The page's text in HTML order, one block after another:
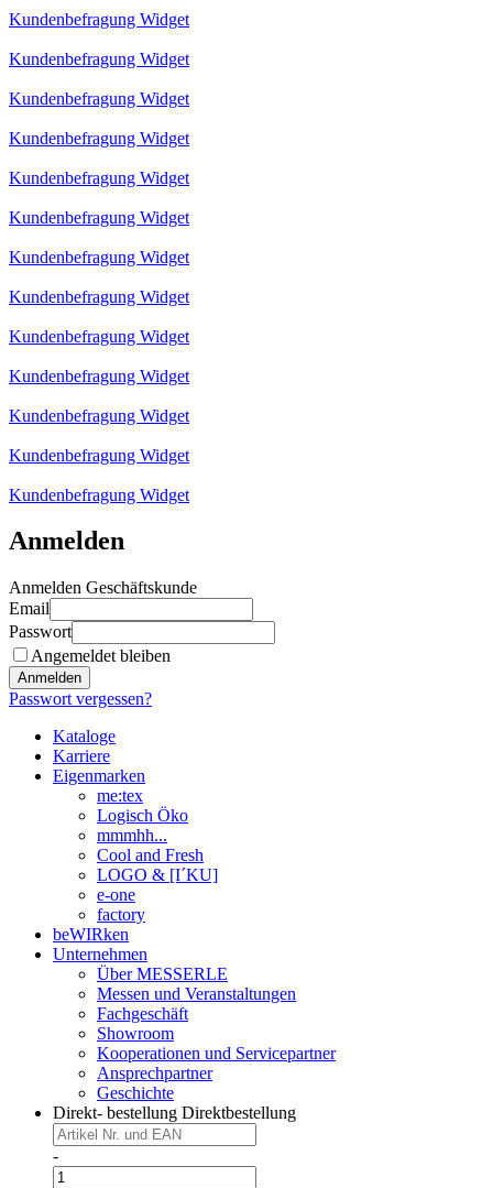
Kundenbefragung Widget
Kundenbefragung Widget
Kundenbefragung Widget
Kundenbefragung Widget
Kundenbefragung Widget
Kundenbefragung Widget
Kundenbefragung Widget
Kundenbefragung Widget
Kundenbefragung Widget
Kundenbefragung Widget
Kundenbefragung Widget
Kundenbefragung Widget
Kundenbefragung Widget
Anmelden
Anmelden Geschäftskunde
Email
Passwort
Angemeldet bleiben
Anmelden
Passwort vergessen?
Kataloge
Karriere
Eigenmarken
me:tex
Logisch Öko
mmmhh...
Cool and Fresh
LOGO & [I´KU]
e-one
factory
beWIRken
Unternehmen
Über MESSERLE
Messen und Veranstaltungen
Fachgeschäft
Showroom
Kooperationen und Servicepartner
Ansprechpartner
Geschichte
Direkt- bestellung Direktbestellung
-